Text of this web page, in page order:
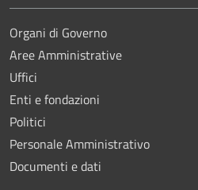
Organi di Governo
Aree Amministrative
Uffici
Enti e fondazioni
Politici
Personale Amministrativo
Documenti e dati